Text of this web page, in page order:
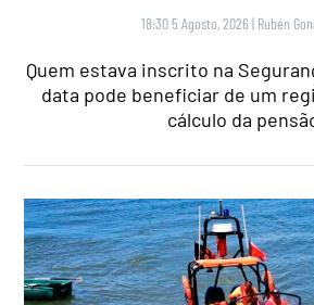
18:30 5 Agosto, 2026 | Rubén
Quem estava inscrito na
data pode beneficiar de um
cálculo da